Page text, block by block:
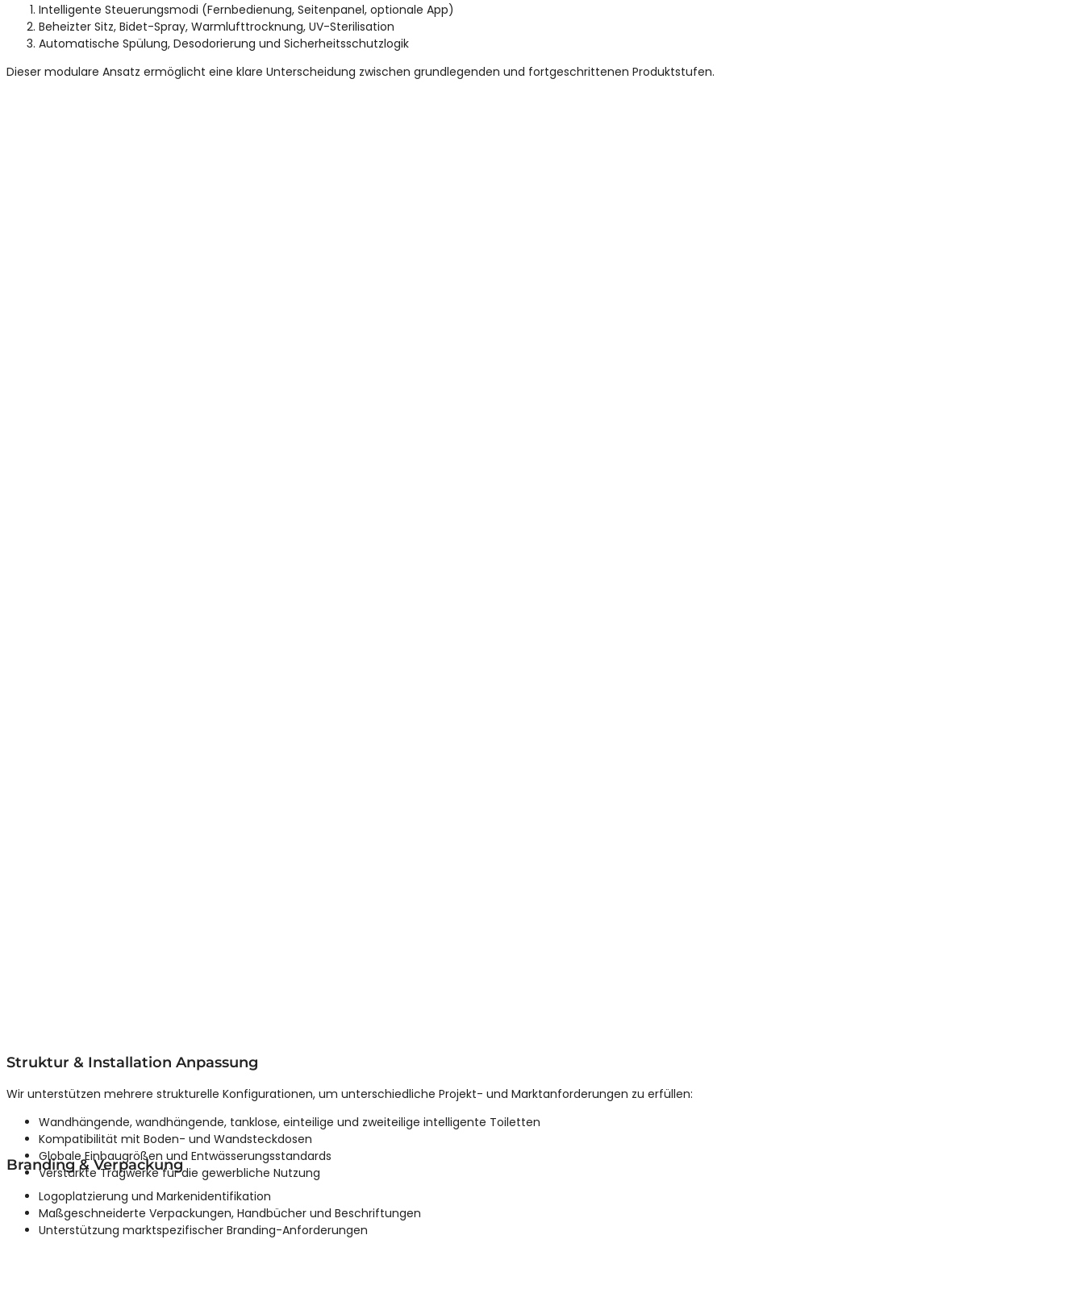
Intelligente Steuerungsmodi (Fernbedienung, Seitenpanel, optionale App)
Beheizter Sitz, Bidet-Spray, Warmlufttrocknung, UV-Sterilisation
Automatische Spülung, Desodorierung und Sicherheitsschutzlogik
Dieser modulare Ansatz ermöglicht eine klare Unterscheidung zwischen grundlegenden und fortgeschrittenen Produktstufen.
Struktur & Installation Anpassung
Wir unterstützen mehrere strukturelle Konfigurationen, um unterschiedliche Projekt- und Marktanforderungen zu erfüllen:
Wandhängende, wandhängende, tanklose, einteilige und zweiteilige intelligente Toiletten
Kompatibilität mit Boden- und Wandsteckdosen
Globale Einbaugrößen und Entwässerungsstandards
Verstärkte Tragwerke für die gewerbliche Nutzung
Branding & Verpackung
Logoplatzierung und Markenidentifikation
Maßgeschneiderte Verpackungen, Handbücher und Beschriftungen
Unterstützung marktspezifischer Branding-Anforderungen